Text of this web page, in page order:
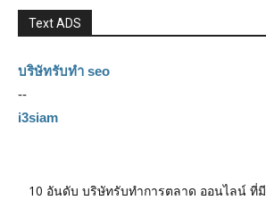
Text ADS
บริษัทรับทำ seo
--
i3siam
10 อันดับ บริษัทรับทำการตลาด ออนไลน์ ที่มี